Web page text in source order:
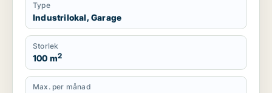
Type
Industrilokal, Garage
Storlek
100 m2
Max. per månad